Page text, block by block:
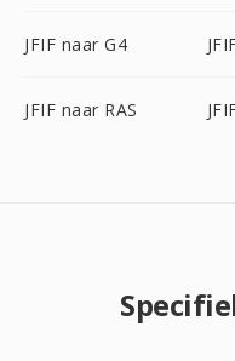
JFIF naar G4
JFIF naar RAS